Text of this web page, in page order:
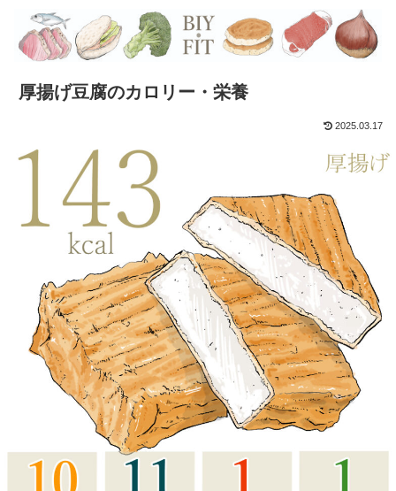
厚揚げ豆腐のカロリー・栄養
2025.03.17